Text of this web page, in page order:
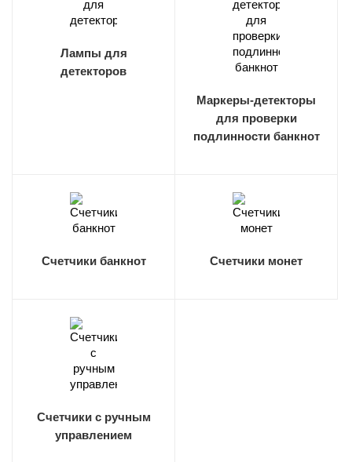
Лампы для
детекторов
Маркеры-детекторы
для проверки
подлинности банкнот
Счетчики банкнот Счетчики монет
Счетчики с ручным
управлением